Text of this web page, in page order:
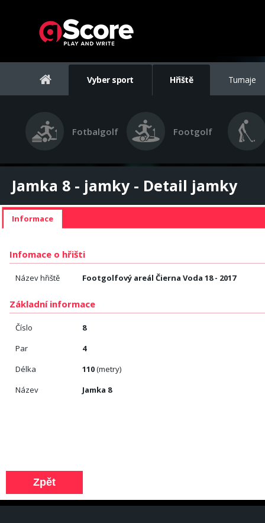
Vyber sport Hřiště Turnaje
Fotbalgolf Footgolf
Jamka 8 - jamky - Detail jamky
Informace
Infomace o hřišti
Název hřiště Footgolfový areál Čierna Voda 18 - 2017
Základní informace
Číslo
8
Par
4
Délka
110(metry)
Název
Jamka 8